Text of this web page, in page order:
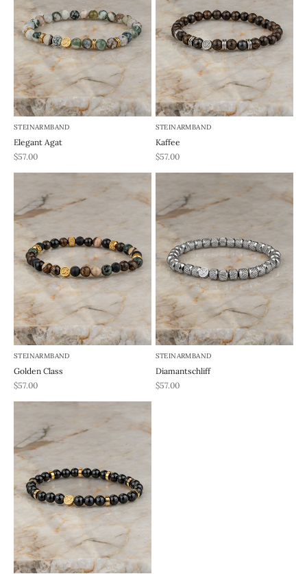
STEINARMBAND
Elegant Agat
REA-pris
$57.00
STEINARMBAND
Kaffee
REA-pris
$57.00
STEINARMBAND
Golden Class
REA-pris
$57.00
STEINARMBAND
Diamantschliff
REA-pris
$57.00